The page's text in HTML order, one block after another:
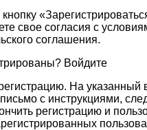
свое согласия с
соглашения.
Войдите
На указанный
с инструкциями,
регистрацию и